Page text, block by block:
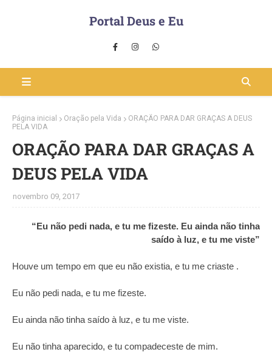
Portal Deus e Eu
Página inicial Oração pela Vida
ORAÇÃO PARA DAR GRAÇAS A DEUS
PELA VIDA
ORAÇÃO PARA DAR GRAÇAS A
DEUS PELA VIDA
novembro 09, 2017
“Eu não pedi nada, e tu me fizeste. Eu ainda não tinha
saído à luz, e tu me viste”
Houve um tempo em que eu não existia, e tu me criaste .
Eu não pedi nada, e tu me fizeste.
Eu ainda não tinha saído à luz, e tu me viste.
Eu não tinha aparecido, e tu compadeceste de mim.